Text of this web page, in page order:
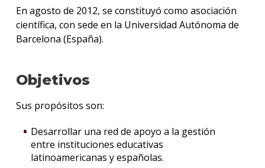
En agosto de 2012, se constituyó como asociación
científica, con sede en la Universidad Autónoma de
Barcelona (España).
Objetivos
Sus propósitos son:
Desarrollar una red de apoyo a la gestión
entre instituciones educativas
latinoamericanas y españolas.